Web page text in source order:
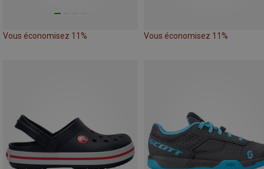
Vous économisez 11% Vous économisez 11%